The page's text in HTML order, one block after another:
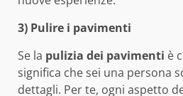
3) Pulire i pavimenti
Se la pulizia dei pavimenti è
significa che sei una persona
dettagli. Per te, ogni aspetto